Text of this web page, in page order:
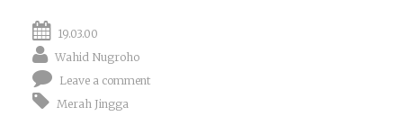
19.03.00
Wahid Nugroho
Leave a comment
Merah Jingga